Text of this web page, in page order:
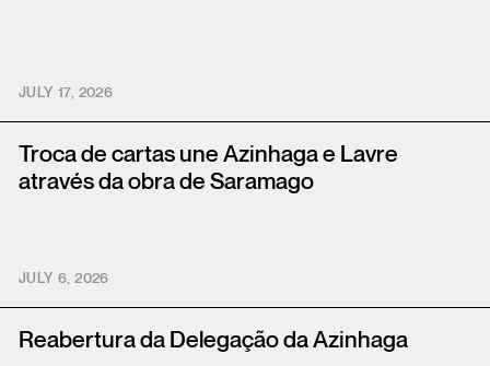
JULY 17, 2026
Troca de cartas une Azinhaga e Lavre
através da obra de Saramago
JULY 6, 2026
Reabertura da Delegação da Azinhaga